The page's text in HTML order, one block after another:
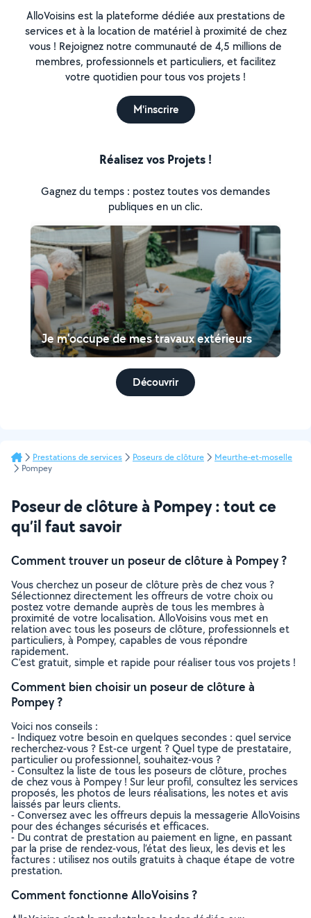
AlloVoisins est la plateforme dédiée aux prestations de
services et à la location de matériel à proximité de chez
vous ! Rejoignez notre communauté de 4,5 millions de
membres, professionnels et particuliers, et facilitez
votre quotidien pour tous vos projets !
M'inscrire
Réalisez vos Projets !
Gagnez du temps : postez toutes vos demandes
publiques en un clic.
Je m'occupe de mes travaux extérieurs
Découvrir
Prestations de services Poseurs de clôture
Meurthe-et-moselle
Pompey
Poseur de clôture à Pompey : tout ce
qu’il faut savoir
Comment trouver un poseur de clôture à Pompey ?
Vous cherchez un poseur de clôture près de chez vous ?
Sélectionnez directement les offreurs de votre choix ou
postez votre demande auprès de tous les membres à
proximité de votre localisation. AlloVoisins vous met en
relation avec tous les poseurs de clôture, professionnels et
particuliers, à Pompey, capables de vous répondre
rapidement.
C’est gratuit, simple et rapide pour réaliser tous vos projets !
Comment bien choisir un poseur de clôture à
Pompey ?
Voici nos conseils :
- Indiquez votre besoin en quelques secondes : quel service
recherchez-vous ? Est-ce urgent ? Quel type de prestataire,
particulier ou professionnel, souhaitez-vous ?
- Consultez la liste de tous les poseurs de clôture, proches
de chez vous à Pompey ! Sur leur profil, consultez les services
proposés, les photos de leurs réalisations, les notes et avis
laissés par leurs clients.
- Conversez avec les offreurs depuis la messagerie AlloVoisins
pour des échanges sécurisés et efficaces.
- Du contrat de prestation au paiement en ligne, en passant
par la prise de rendez-vous, l’état des lieux, les devis et les
factures : utilisez nos outils gratuits à chaque étape de votre
prestation.
Comment fonctionne AlloVoisins ?